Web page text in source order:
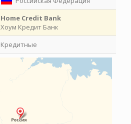
Home Credit Bank
Хоум Кредит Банк
Кредитные